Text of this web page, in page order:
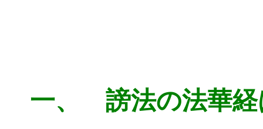
一、 謗法の法華経